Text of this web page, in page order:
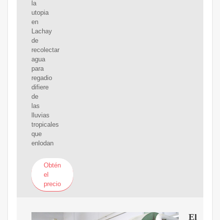
la
utopia
en
Lachay
de
recolectar
agua
para
regadio
difiere
de
las
lluvias
tropicales
que
enlodan
Obtén
el
precio
El